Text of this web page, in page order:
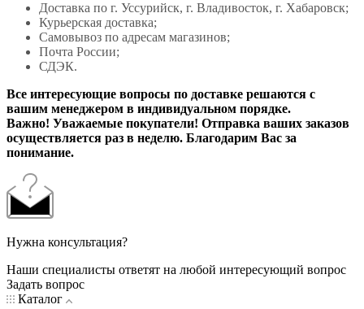
Доставка по г. Уссурийск, г. Владивосток, г. Хабаровск;
Курьерская доставка;
Самовывоз по адресам магазинов;
Почта России;
СДЭК.
Все интересующие вопросы по доставке решаются с
вашим менеджером в индивидуальном порядке.
Важно! Уважаемые покупатели! Отправка ваших заказов
осуществляется раз в неделю. Благодарим Вас за
понимание.
Нужна консультация?
Наши специалисты ответят на любой интересующий вопрос
Задать вопрос
Каталог